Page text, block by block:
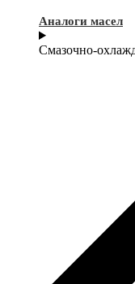
Аналоги масел
Смазочно-